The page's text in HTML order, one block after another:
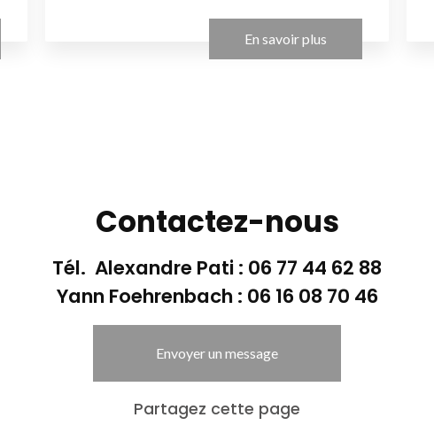
En savoir plus
Contactez-nous
Tél. Alexandre Pati : 06 77 44 62 88
Yann Foehrenbach : 06 16 08 70 46
Envoyer un message
Partagez cette page